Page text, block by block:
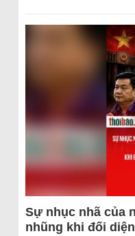
Sự nhục nhã của
nhũng khi đối